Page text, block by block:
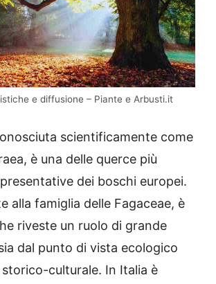
e diffusione – Piante e Arbusti.it
scientificamente come
è una delle querce più
dei boschi europei.
alla famiglia delle Fagaceae, è
riveste un ruolo di grande
dal punto di vista ecologico
storico-culturale. In Italia è